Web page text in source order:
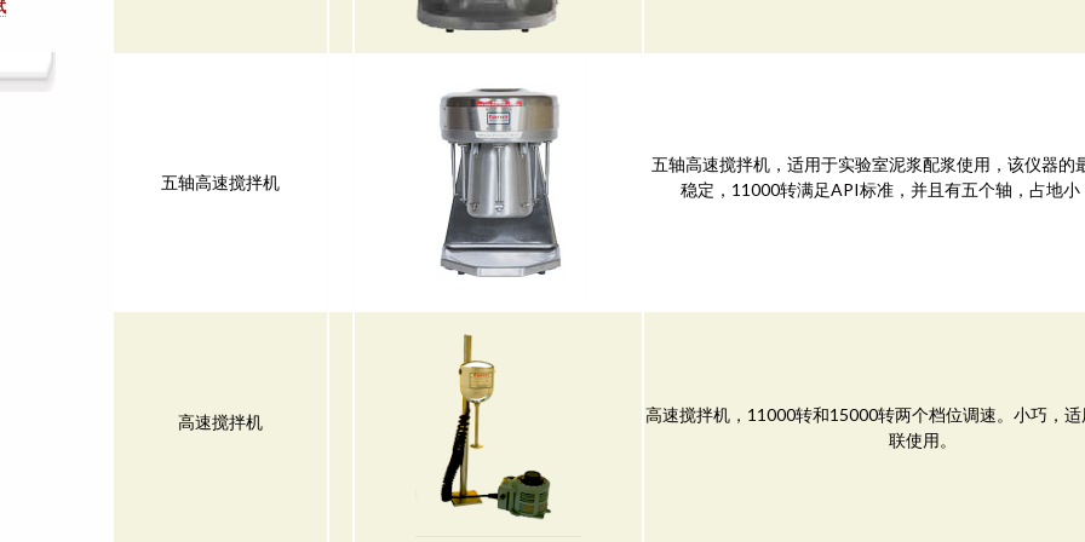
五轴高速搅拌机
五轴高速搅拌机，适用于实验室泥浆配浆使用，该仪器的
稳定，11000转满足API标准，并且有五个轴，占地小
高速搅拌机
高速搅拌机，11000转和15000转两个档位调速。小巧，
联使用。